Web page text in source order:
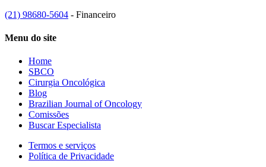
(21) 98680-5604 - Financeiro
Menu do site
Home
SBCO
Cirurgia Oncológica
Blog
Brazilian Journal of Oncology
Comissões
Buscar Especialista
Termos e serviços
Política de Privacidade